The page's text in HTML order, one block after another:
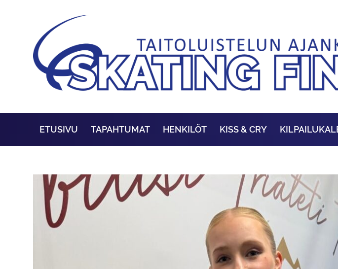
ETUSIVU TAPAHTUMAT HENKILÖT KISS & CRY